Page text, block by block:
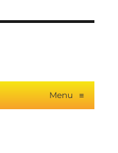
Menu ≡